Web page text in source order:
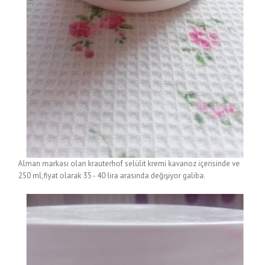
Alman markası olan krauterhof selülit kremi kavanoz içerisinde ve
250 ml,fiyat olarak 35 - 40 lira arasında değişiyor galiba.